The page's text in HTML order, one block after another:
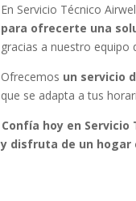
En Servicio Técnico
para ofrecerte una
gracias a nuestro equipo
Ofrecemos un servicio
que se adapta a tus
Confía hoy en
y disfruta de un hogar